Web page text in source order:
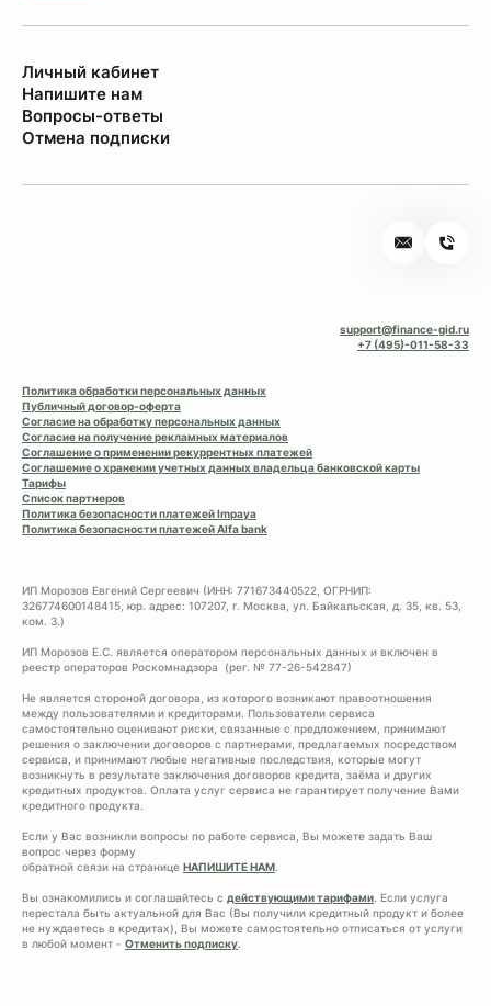
Личный кабинет
Напишите нам
Вопросы-ответы
Отмена подписки
support@finance-gid.ru
+7 (495)-011-58-33
Политика обработки персональных данных
Публичный договор-оферта
Согласие на обработку персональных данных
Согласие на получение рекламных материалов
Соглашение о применении рекуррентных платежей
Соглашение о хранении учетных данных владельца банковской карты
Тарифы
Список партнеров
Политика безопасности платежей Impaya
Политика безопасности платежей Alfa bank
ИП Морозов Евгений Сергеевич (ИНН: 771673440522, ОГРНИП:
326774600148415, юр. адрес: 107207, г. Москва, ул. Байкальская, д. 35, кв. 53,
ком. 3.)
ИП Морозов Е.С. является оператором персональных данных и включен в
реестр операторов Роскомнадзора (рег. № 77-26-542847)
Не является стороной договора, из которого возникают правоотношения
между пользователями и кредиторами. Пользователи сервиса
самостоятельно оценивают риски, связанные с предложением, принимают
решения о заключении договоров с партнерами, предлагаемых посредством
сервиса, и принимают любые негативные последствия, которые могут
возникнуть в результате заключения договоров кредита, заёма и других
кредитных продуктов. Оплата услуг сервиса не гарантирует получение Вами
кредитного продукта.
Если у Вас возникли вопросы по работе сервиса, Вы можете задать Ваш
вопрос через форму
обратной связи на странице НАПИШИТЕ НАМ.
Вы ознакомились и соглашайтесь с действующими тарифами. Если услуга
перестала быть актуальной для Вас (Вы получили кредитный продукт и более
не нуждаетесь в кредитах), Вы можете самостоятельно отписаться от услуги
в любой момент - Отменить подписку.